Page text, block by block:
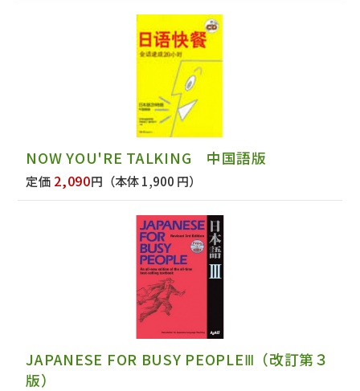
NOW YOU'RE TALKING 中国語版
定価 2,090円 （本体 1,900 円）
JAPANESE FOR BUSY PEOPLEⅢ（改訂第３
版）